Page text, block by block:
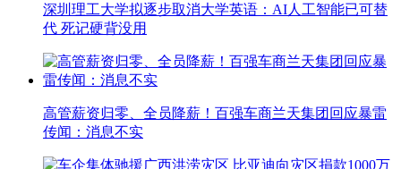
深圳理工大学拟逐步取消大学英语：AI人工智能已可替
代 死记硬背没用
高管薪资归零、全员降薪！百强车商兰天集团回应暴雷
传闻：消息不实